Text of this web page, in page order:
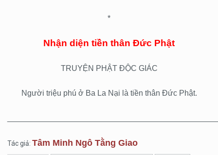
*
Nhận diện tiền thân Đức Phật
TRUYỆN PHẬT ĐỘC GIÁC
Người triệu phú ở Ba La Nại là tiền thân Đức Phật.
Tác giả: Tâm Minh Ngô Tằng Giao